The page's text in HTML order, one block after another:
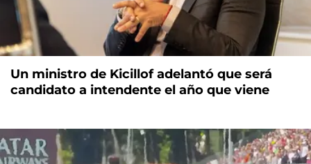
Un ministro de Kicillof adelantó que será
candidato a intendente el año que viene